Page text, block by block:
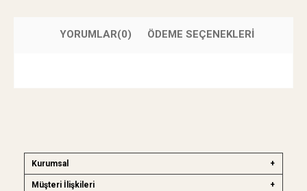
YORUMLAR(0) ÖDEME SEÇENEKLERI
Kurumsal
Müşteri İlişkileri